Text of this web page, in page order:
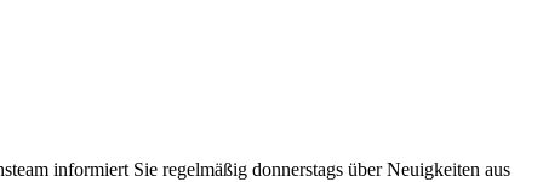
informiert Sie regelmäßig donnerstags über Neuigkeiten aus